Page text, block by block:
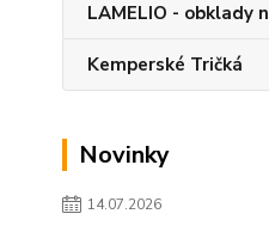
LAMELIO - obklady
Kemperské Tričká
Novinky
14.07.2026